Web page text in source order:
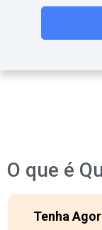
O que é
Tenha